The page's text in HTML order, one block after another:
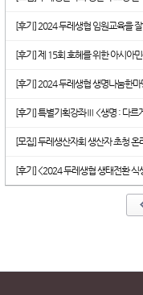
[후기] 2024 두레생협 임원교육을
[후기] 제 15회 호혜를 위한 아시아
[후기] 2024 두레생협 생명나눔한마
[후기] 특별기획강좌Ⅲ <생명 : 다르
[모집] 두레생산자회 생산자 초청
[후기] <2024 두레생협 생태전환